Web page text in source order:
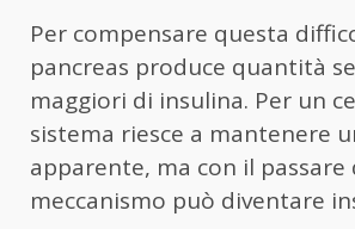
Per compensare questa
pancreas produce quantità
maggiori di insulina. Per un
sistema riesce a mantenere
apparente, ma con il passare
meccanismo può diventare